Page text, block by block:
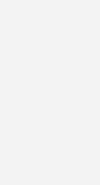
groß im Kommen. Und
hierzulande künftig im
mit vermeintlichem
Dabei hieß es noch vor